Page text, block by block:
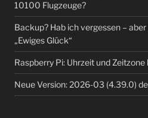
10100 Flugzeuge?
Backup? Hab ich vergessen –
„Ewiges Glück“
Raspberry Pi: Uhrzeit und
Neue Version: 2026-03 (4.39.0)